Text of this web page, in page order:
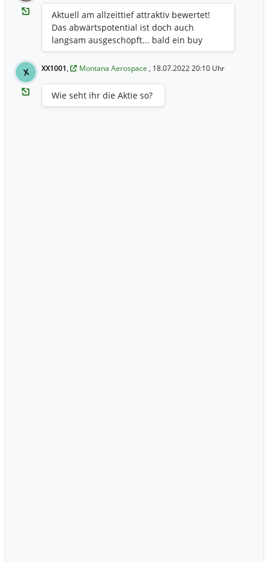
Aktuell am allzeittief attraktiv bewertet!
Das abwärtspotential ist doch auch
langsam ausgeschöpft... bald ein buy
X XX1001, Montana Aerospace , 18.07.2022 20:10 Uhr
Wie seht ihr die Aktie so?